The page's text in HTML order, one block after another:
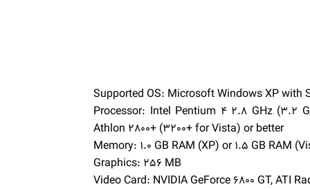
Supported OS: Microsoft Windows XP with
Processor: Intel Pentium 4 2.8 GHz (3.2
Athlon 2800+ (3200+ for Vista) or better
Memory: 1.0 GB RAM (XP) or 1.5 GB RAM
Graphics: 256 MB
Video Card: NVIDIA GeForce 6800 GT, ATI